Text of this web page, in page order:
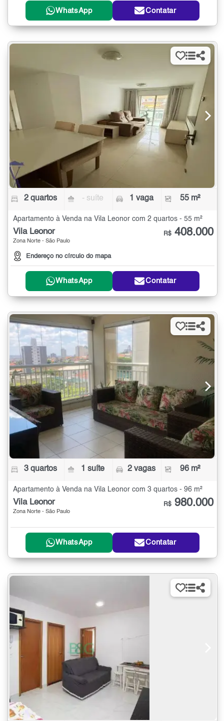
WhatsApp Contatar
2 quartos - suíte 1 vaga 55 m²
Apartamento à Venda na Vila Leonor com 2 quartos - 55 m²
Vila Leonor
Zona Norte - São Paulo
Endereço no círculo do mapa
R$ 408.000
WhatsApp Contatar
3 quartos 1 suíte 2 vagas 96 m²
Apartamento à Venda na Vila Leonor com 3 quartos - 96 m²
Vila Leonor
Zona Norte - São Paulo
R$ 980.000
WhatsApp Contatar